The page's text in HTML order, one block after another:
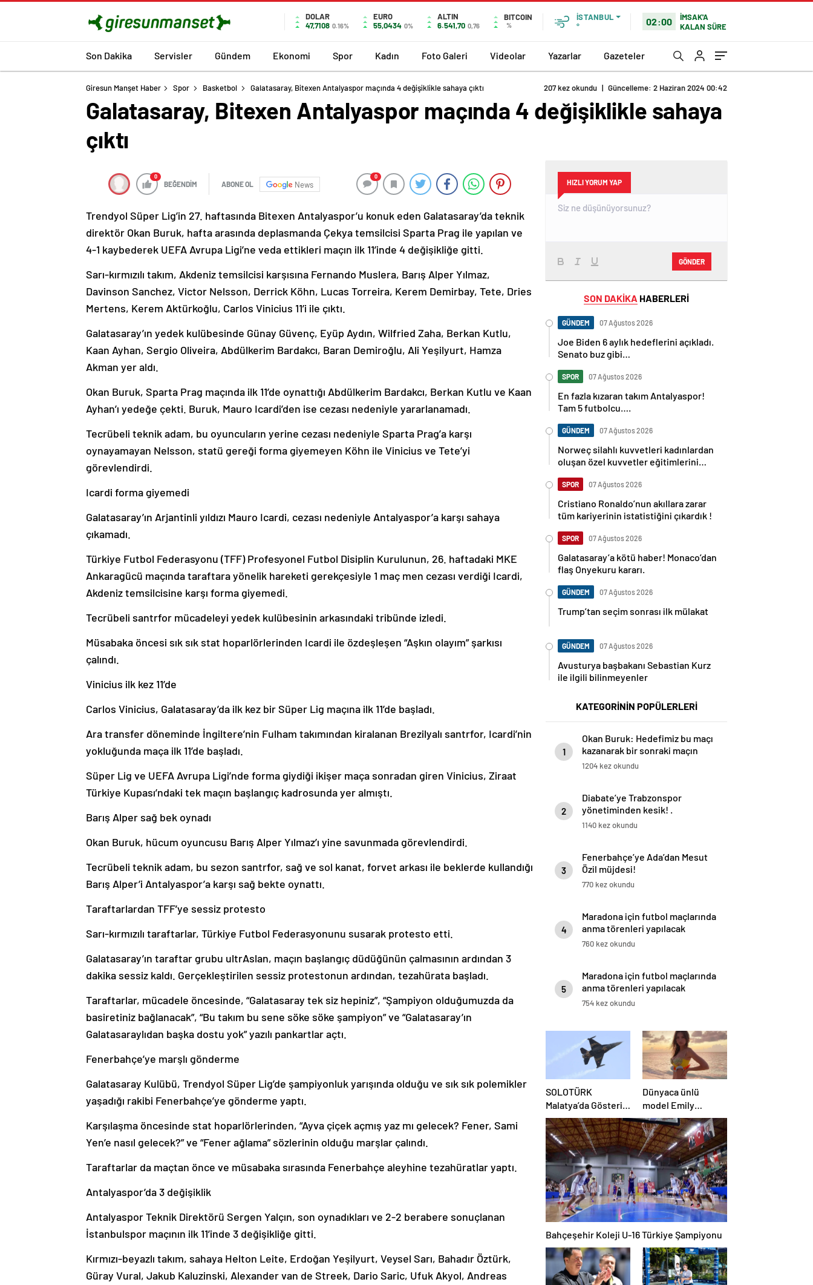
DOLAR
47,7108 0.16%
EURO
55,0434 0%
ALTIN
6.541,70 0,76
BITCOIN
%
İSTANBUL
°
02:00
İMSAK'A
KALAN SÜRE
Son Dakika Servisler Gündem Ekonomi Spor Kadın Foto Galeri Videolar Yazarlar Gazeteler
Giresun Manşet Haber Spor Basketbol Galatasaray, Bitexen Antalyaspor maçında 4 değişiklikle sahaya çıktı 207 kez okundu | Güncelleme: 2 Haziran 2024 00:42
Galatasaray, Bitexen Antalyaspor maçında 4 değişiklikle sahaya
çıktı
0
BEĞENDİM ABONE OL News
0
Trendyol Süper Lig’in 27. haftasında Bitexen Antalyaspor’u konuk eden Galatasaray’da teknik
direktör Okan Buruk, hafta arasında deplasmanda Çekya temsilcisi Sparta Prag ile yapılan ve
4-1 kaybederek UEFA Avrupa Ligi’ne veda ettikleri maçın ilk 11’inde 4 değişikliğe gitti.
Sarı-kırmızılı takım, Akdeniz temsilcisi karşısına Fernando Muslera, Barış Alper Yılmaz,
Davinson Sanchez, Victor Nelsson, Derrick Köhn, Lucas Torreira, Kerem Demirbay, Tete, Dries
Mertens, Kerem Aktürkoğlu, Carlos Vinicius 11’i ile çıktı.
Galatasaray’ın yedek kulübesinde Günay Güvenç, Eyüp Aydın, Wilfried Zaha, Berkan Kutlu,
Kaan Ayhan, Sergio Oliveira, Abdülkerim Bardakcı, Baran Demiroğlu, Ali Yeşilyurt, Hamza
Akman yer aldı.
Okan Buruk, Sparta Prag maçında ilk 11’de oynattığı Abdülkerim Bardakcı, Berkan Kutlu ve Kaan
Ayhan’ı yedeğe çekti. Buruk, Mauro Icardi’den ise cezası nedeniyle yararlanamadı.
Tecrübeli teknik adam, bu oyuncuların yerine cezası nedeniyle Sparta Prag’a karşı
oynayamayan Nelsson, statü gereği forma giyemeyen Köhn ile Vinicius ve Tete’yi
görevlendirdi.
Icardi forma giyemedi
Galatasaray’ın Arjantinli yıldızı Mauro Icardi, cezası nedeniyle Antalyaspor’a karşı sahaya
çıkamadı.
Türkiye Futbol Federasyonu (TFF) Profesyonel Futbol Disiplin Kurulunun, 26. haftadaki MKE
Ankaragücü maçında taraftara yönelik hareketi gerekçesiyle 1 maç men cezası verdiği Icardi,
Akdeniz temsilcisine karşı forma giyemedi.
Tecrübeli santrfor mücadeleyi yedek kulübesinin arkasındaki tribünde izledi.
Müsabaka öncesi sık sık stat hoparlörlerinden Icardi ile özdeşleşen “Aşkın olayım” şarkısı
çalındı.
Vinicius ilk kez 11’de
Carlos Vinicius, Galatasaray’da ilk kez bir Süper Lig maçına ilk 11’de başladı.
Ara transfer döneminde İngiltere’nin Fulham takımından kiralanan Brezilyalı santrfor, Icardi’nin
yokluğunda maça ilk 11’de başladı.
Süper Lig ve UEFA Avrupa Ligi’nde forma giydiği ikişer maça sonradan giren Vinicius, Ziraat
Türkiye Kupası’ndaki tek maçın başlangıç kadrosunda yer almıştı.
Barış Alper sağ bek oynadı
Okan Buruk, hücum oyuncusu Barış Alper Yılmaz’ı yine savunmada görevlendirdi.
Tecrübeli teknik adam, bu sezon santrfor, sağ ve sol kanat, forvet arkası ile beklerde kullandığı
Barış Alper’i Antalyaspor’a karşı sağ bekte oynattı.
Taraftarlardan TFF’ye sessiz protesto
Sarı-kırmızılı taraftarlar, Türkiye Futbol Federasyonunu susarak protesto etti.
Galatasaray’ın taraftar grubu ultrAslan, maçın başlangıç düdüğünün çalmasının ardından 3
dakika sessiz kaldı. Gerçekleştirilen sessiz protestonun ardından, tezahürata başladı.
Taraftarlar, mücadele öncesinde, “Galatasaray tek siz hepiniz”, “Şampiyon olduğumuzda da
basiretiniz bağlanacak”, “Bu takım bu sene söke söke şampiyon” ve “Galatasaray’ın
Galatasaraylıdan başka dostu yok” yazılı pankartlar açtı.
Fenerbahçe’ye marşlı gönderme
Galatasaray Kulübü, Trendyol Süper Lig’de şampiyonluk yarışında olduğu ve sık sık polemikler
yaşadığı rakibi Fenerbahçe’ye gönderme yaptı.
Karşılaşma öncesinde stat hoparlörlerinden, “Ayva çiçek açmış yaz mı gelecek? Fener, Sami
Yen’e nasıl gelecek?” ve “Fener ağlama” sözlerinin olduğu marşlar çalındı.
Taraftarlar da maçtan önce ve müsabaka sırasında Fenerbahçe aleyhine tezahüratlar yaptı.
Antalyaspor’da 3 değişiklik
Antalyaspor Teknik Direktörü Sergen Yalçın, son oynadıkları ve 2-2 berabere sonuçlanan
İstanbulspor maçının ilk 11’inde 3 değişikliğe gitti.
Kırmızı-beyazlı takım, sahaya Helton Leite, Erdoğan Yeşilyurt, Veysel Sarı, Bahadır Öztürk,
Güray Vural, Jakub Kaluzinski, Alexander van de Streek, Dario Saric, Ufuk Akyol, Andreas
HIZLI YORUM YAP
GÖNDER
SON DAKİKA HABERLERİ
GÜNDEM 07 Ağustos 2026
Joe Biden 6 aylık hedeflerini açıkladı.
Senato buz gibi…
SPOR 07 Ağustos 2026
En fazla kızaran takım Antalyaspor!
Tam 5 futbolcu….
GÜNDEM 07 Ağustos 2026
Norweç silahlı kuvvetleri kadınlardan
oluşan özel kuvvetler eğitimlerini
SPOR 07 Ağustos 2026
Cristiano Ronaldo’nun akıllara zarar
tüm kariyerinin istatistiğini çıkardık !
SPOR 07 Ağustos 2026
Galatasaray’a kötü haber! Monaco’dan
flaş Onyekuru kararı.
GÜNDEM 07 Ağustos 2026
Trump’tan seçim sonrası ilk mülakat
GÜNDEM 07 Ağustos 2026
Avusturya başbakanı Sebastian Kurz
ile ilgili bilinmeyenler
KATEGORİNİN POPÜLERLERİ
1
Okan Buruk: Hedefimiz bu maçı
kazanarak bir sonraki maçın
avantajını yakalamak
1204 kez okundu
2
Diabate’ye Trabzonspor
yönetiminden kesik! .
1140 kez okundu
3
Fenerbahçe’ye Ada’dan Mesut
Özil müjdesi!
770 kez okundu
4
Maradona için futbol maçlarında
anma törenleri yapılacak
760 kez okundu
5
Maradona için futbol maçlarında
anma törenleri yapılacak
754 kez okundu
SOLOTÜRK
Malatya’da Gösteri
Uçuşu Yaptı
Dünyaca ünlü
model Emily
Ratajkowski, yıldız
futbolcuya
hayranlığını ilan etti
Bahçeşehir Koleji U-16 Türkiye Şampiyonu